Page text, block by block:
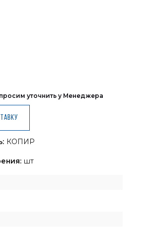
уточнить у Менеджера
КОПИР
шт